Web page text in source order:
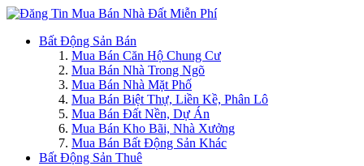
Bất Động Sản Bán
Mua Bán Căn Hộ Chung Cư
Mua Bán Nhà Trong Ngõ
Mua Bán Nhà Mặt Phố
Mua Bán Biệt Thự, Liền Kề, Phân Lô
Mua Bán Đất Nền, Dự Án
Mua Bán Kho Bãi, Nhà Xưởng
Mua Bán Bất Động Sản Khác
Bất Động Sản Thuê